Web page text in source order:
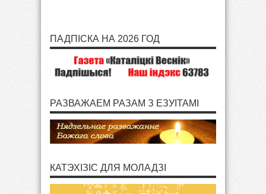
ПАДПІСКА НА 2026 ГОД
РАЗВАЖАЕМ РАЗАМ З ЕЗУІТАМІ
КАТЭХІЗІС ДЛЯ МОЛАДЗІ